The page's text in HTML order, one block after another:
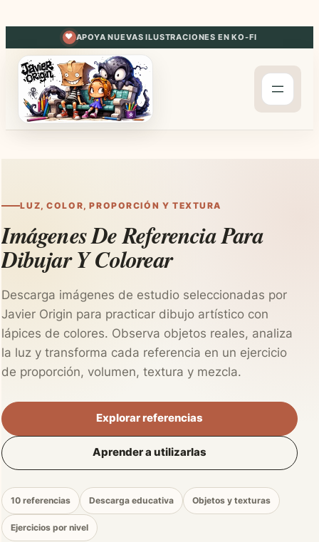
contenido
APOYA NUEVAS ILUSTRACIONES EN KO-FI
LUZ, COLOR, PROPORCIÓN Y TEXTURA
Imágenes De Referencia Para
Dibujar Y Colorear
Descarga imágenes de estudio seleccionadas por
Javier Origin para practicar dibujo artístico con
lápices de colores. Observa objetos reales, analiza
la luz y transforma cada referencia en un ejercicio
de proporción, volumen, textura y mezcla.
Explorar referencias
Aprender a utilizarlas
10 referencias Descarga educativa Objetos y texturas
Ejercicios por nivel